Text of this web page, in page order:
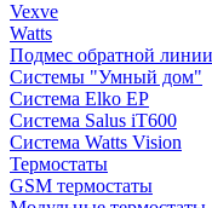
Vexve
Watts
Подмес обратной
Системы "Умный дом"
Система Elko EP
Система Salus iT600
Система Watts Vision
Термостаты
GSM термостаты